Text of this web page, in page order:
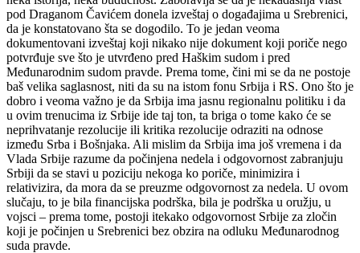
pod Draganom Čavićem donela izveštaj o događajima u Srebrenici,
da je konstatovano šta se dogodilo. To je jedan veoma
dokumentovani izveštaj koji nikako nije dokument koji poriče nego
potvrđuje sve što je utvrđeno pred Haškim sudom i pred
Međunarodnim sudom pravde. Prema tome, čini mi se da ne postoje
baš velika saglasnost, niti da su na istom fonu Srbija i RS. Ono što je
dobro i veoma važno je da Srbija ima jasnu regionalnu politiku i da
u ovim trenucima iz Srbije ide taj ton, ta briga o tome kako će se
neprihvatanje rezolucije ili kritika rezolucije odraziti na odnose
između Srba i Bošnjaka. Ali mislim da Srbija ima još vremena i da
Vlada Srbije razume da počinjena nedela i odgovornost zabranjuju
Srbiji da se stavi u poziciju nekoga ko poriče, minimizira i
relativizira, da mora da se preuzme odgovornost za nedela. U ovom
slučaju, to je bila financijska podrška, bila je podrška u oružju, u
vojsci – prema tome, postoji itekako odgovornost Srbije za zločin
koji je počinjen u Srebrenici bez obzira na odluku Međunarodnog
suda pravde.